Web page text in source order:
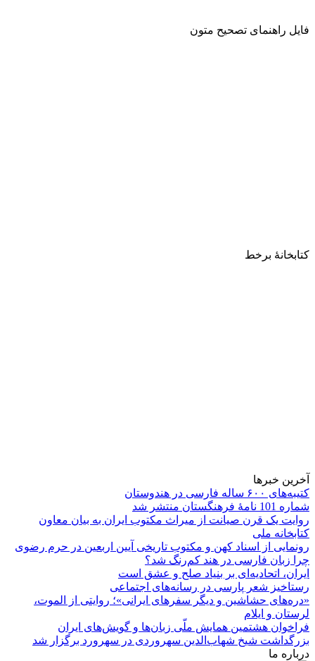
فایل راهنمای تصحیح متون
کتابخانۀ برخط
آخرین خبرها
کتیبه‌های ۶۰۰ ساله فارسی در هندوستان
شماره 101 نامۀ فرهنگستان منتشر شد
روایت یک قرن صیانت از میراث مکتوب ایران به بیان معاون
کتابخانه ملی
رونمایی از اسناد کهن و مکتوب تاریخی آیین اربعین در حرم رضوی
چرا زبان فارسی در هند کم‌رنگ شد؟
ایران، اتحادیه‌ای بر بنیاد صلح و عشق است
رستاخیز شعر پارسی در رسانه‌های اجتماعی
«دره‌های حشاشین و دیگر سفرهای ایرانی»؛ روایتی از الموت،
لرستان و ایلام
فراخوان هشتمین همایش ملّی زبان‌ها و گویش‌های ایران
بزرگداشت شیخ شهاب‌الدین سهروردی در سهرورد برگزار شد
درباره ما